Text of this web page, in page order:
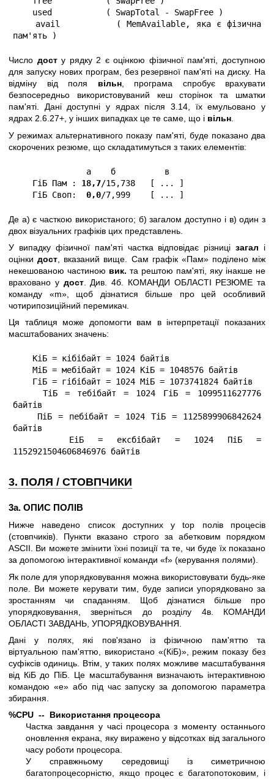
пам'ять )
Число досту рядку 2 є оцінкою фізичної пам'яті, доступною
для запуску нових програм, без резервної пам'яті на диску. На
відміну від поля вільн, програма спробує врахувати
безпосередньо використовуваний кеш сторінок та шматки
пам'яті. Дані доступні у ядрах після 3.14, їх емульовано у
ядрах 2.6.27+, у інших випадках це те саме, що і вільн.
У режимах альтернативного показу пам'яті, буде показано два
скорочених резюме, що складатимуться з таких елементів:
    ГіБ Пам :
18,7/15,738   [ ... ]
    ГіБ Своп:
0,0/7,999    [ ... ]
Де а) є часткою використаного; б) загалом доступно і в) один з
двох візуальних графіків цих представлень.
У випадку фізичної пам'яті частка відповідає різницізагал і
оцінкидост , вказаний вище. Сам графік «Пам» поділено між
некешованою частиною вик. та рештою пам'яті, яку інакше не
враховано у дост. Див. 4б. КОМАНДИ ОБЛАСТІ РЕЗЮМЕ та
команду «m», щоб дізнатися більше про цей особливий
чотирипозиційний перемикач.
Ця таблиця може допомогти вам в інтерпретації показаних
масштабованих значень:
байтів
байтів
1152921504606846976 байтів
3. ПОЛЯ / СТОВПЧИКИ
3а. ОПИС ПОЛІВ
Нижче наведено список доступних у top полів процесів
(стовпчиків). Пункти вказано строго за абетковим порядком
ASCII. Ви можете змінити їхні позиції та те, чи буде їх показано
за допомогою інтерактивної команди «f» (керування полями).
Як поле для упорядковування можна використовувати будь-яке
поле. Ви можете керувати тим, буде записи упорядковано за
зростанням чи спаданням. Щоб дізнатися більше про
упорядковування, зверніться до розділу 4в. КОМАНДИ
ОБЛАСТІ ЗАВДАНЬ, УПОРЯДКОВУВАННЯ.
Дані у полях, які пов'язано із фізичною пам'яттю та
віртуальною пам'яттю, використано «(КіБ)», режим показу без
суфіксів одиниць. Втім, у таких полях можливе масштабування
від КіБ до ПіБ. Це масштабування визначають інтерактивною
командою «e» або під час запуску за допомогою параметра
збирання.
%CPU -- Використання процесора
Частка завдання у часі процесора з моменту останнього
оновлення екрана, яку виражено у відсотках від загального
часу роботи процесора.
У справжньому середовищі із симетричною
багатопроцесорністю, якщо процес є багатопотоковим, і